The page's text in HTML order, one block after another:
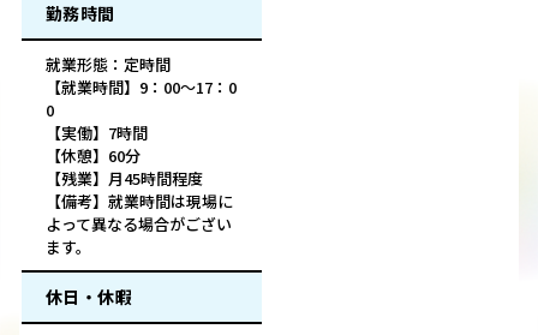
勤務時間
就業形態：定時間
【就業時間】9：00～17：0
0
【実働】7時間
【休憩】60分
【残業】月45時間程度
【備考】就業時間は現場に
よって異なる場合がござい
ます。
休日・休暇